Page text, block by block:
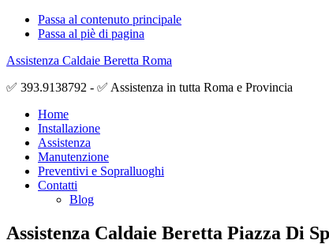
Passa al contenuto principale
Passa al piè di pagina
Assistenza Caldaie Beretta Roma
✅ 393.9138792 - ✅ Assistenza in tutta Roma e Provincia
Home
Installazione
Assistenza
Manutenzione
Preventivi e Sopralluoghi
Contatti
Blog
Assistenza Caldaie Beretta Piazza Di